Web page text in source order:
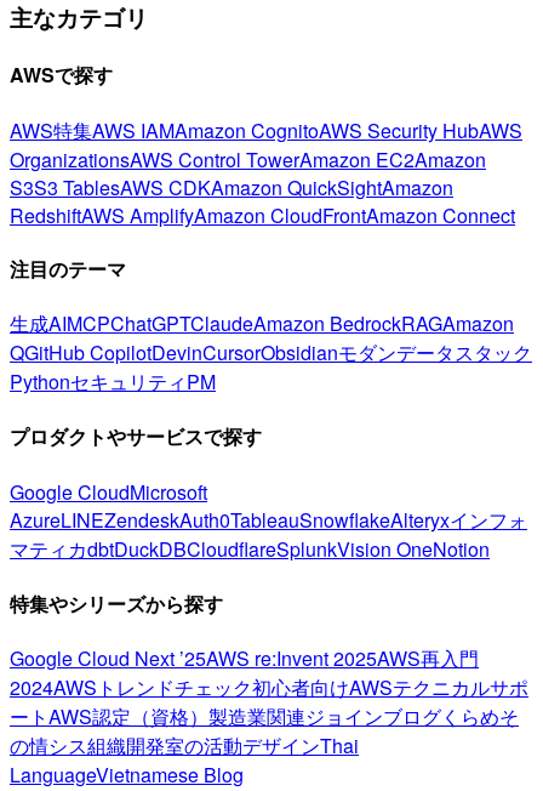
主なカテゴリ
AWSで探す
AWS特集AWS IAMAmazon CognitoAWS Security HubAWS
OrganizationsAWS Control TowerAmazon EC2Amazon
S3S3 TablesAWS CDKAmazon QuickSightAmazon
RedshiftAWS AmplifyAmazon CloudFrontAmazon Connect
注目のテーマ
生成AIMCPChatGPTClaudeAmazon BedrockRAGAmazon
QGitHub CopilotDevinCursorObsidianモダンデータスタック
PythonセキュリティPM
プロダクトやサービスで探す
Google CloudMicrosoft
AzureLINEZendeskAuth0TableauSnowflakeAlteryxインフォ
マティカdbtDuckDBCloudflareSplunkVision OneNotion
特集やシリーズから探す
Google Cloud Next ’25AWS re:Invent 2025AWS再入門
2024AWSトレンドチェック初心者向けAWSテクニカルサポ
ートAWS認定（資格） 製造業関連ジョインブログくらめそ
の情シス組織開発室の活動デザインThai
LanguageVietnamese Blog